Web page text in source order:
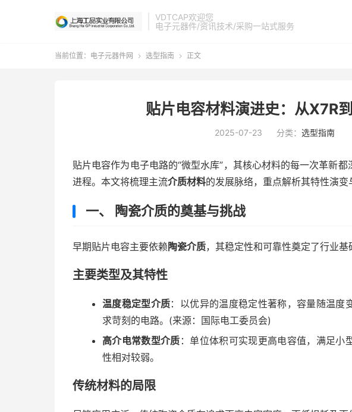
VDTCAP欢迎您
电子元器件/资讯技术/采购一站式服务
当前位置： 电子元器件网  选型指南  正文
贴片电容材料演进史：从X7R
2025-07-23 分类： 选型指南
贴片电容作为电子电路的“微型水库”，其核心材料的每一次革新
进程。本文将梳理主流介质材料的发展脉络，重点解析其特性演变
一、 陶瓷介质的奠基与挑战
早期贴片电容主要依赖 陶瓷介质，其稳定性和可靠性奠定了行业基
主要类型及其特性
温度稳定型介质：以优异的温度稳定性著称，容量随温度
求苛刻的电路。(来源：国际电工委员会)
高介电常数型介质 ：单位体积可实现更高电容值，满足小
性相对较弱。
传统材料的局限